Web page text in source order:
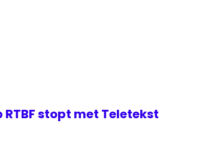
stopt met Teletekst